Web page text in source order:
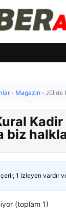
› Magazin › Jülide
Kadir
biz
1 izleyen vardır
(toplam 1)